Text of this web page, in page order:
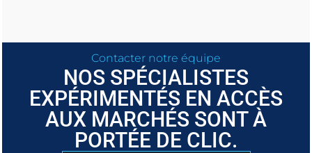
Contacter notre équipe
NOS SPÉCIALISTES
EXPÉRIMENTÉS EN ACCÈS
AUX MARCHÉS SONT À
PORTÉE DE CLIC.